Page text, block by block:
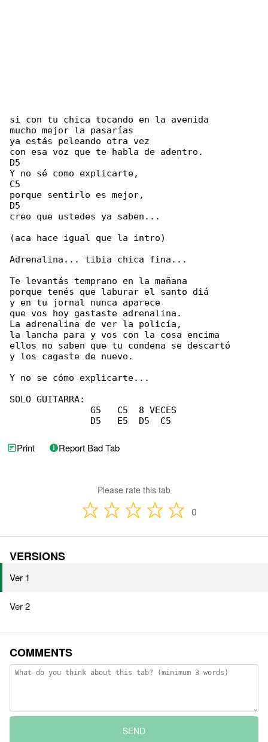
si con tu chica tocando en la avenida
mucho mejor la pasarías
ya estás peleando otra vez
con esa voz que te habla de adentro.
D5
Y no sé como explicarte,
C5
porque sentirlo es mejor,
D5
creo que ustedes ya saben...
(aca hace igual que la intro)
Adrenalina... tibia chica fina...
Te levantás temprano en la mañana
porque tenés que laburar el santo diá
y en tu jornal nunca aparece
que vos hoy gastaste adrenalina.
La adrenalina de ver la policía,
la lancha para y vos con la cosa encima
ellos no saben que tu condena se descartó
y los cagaste de nuevo.
Y no se cómo explicarte...
SOLO GUITARRA:
               G5   C5  8 VECES
               D5   E5  D5  C5
Print Report Bad Tab
Please rate this tab
0
VERSIONS
Ver 1
Ver 2
COMMENTS
SEND